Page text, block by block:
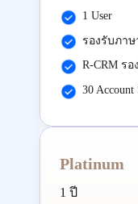
1 User
รองรับภาษ
R-CRM รอ
30 Account
Platinum
1 ปี